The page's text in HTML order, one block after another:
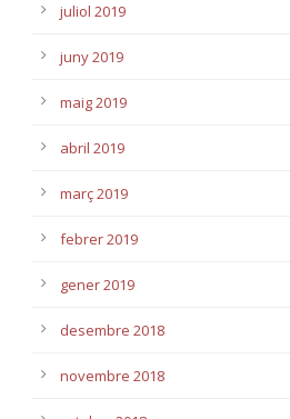
juliol 2019
juny 2019
maig 2019
abril 2019
març 2019
febrer 2019
gener 2019
desembre 2018
novembre 2018